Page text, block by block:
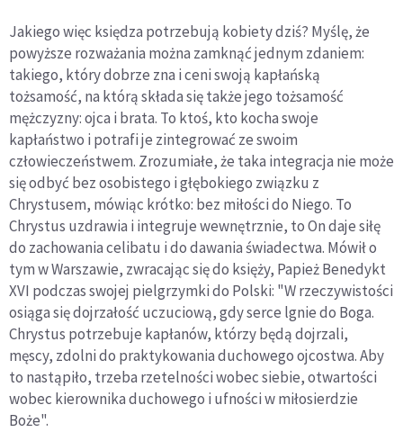
Jakiego więc księdza potrzebują kobiety dziś? Myślę, że
powyższe rozważania można zamknąć jednym zdaniem:
takiego, który dobrze zna i ceni swoją kapłańską
tożsamość, na którą składa się także jego tożsamość
mężczyzny: ojca i brata. To ktoś, kto kocha swoje
kapłaństwo i potrafi je zintegrować ze swoim
człowieczeństwem. Zrozumiałe, że taka integracja nie może
się odbyć bez osobistego i głębokiego związku z
Chrystusem, mówiąc krótko: bez miłości do Niego. To
Chrystus uzdrawia i integruje wewnętrznie, to On daje siłę
do zachowania celibatu i do dawania świadectwa. Mówił o
tym w Warszawie, zwracając się do księży, Papież Benedykt
XVI podczas swojej pielgrzymki do Polski: "W rzeczywistości
osiąga się dojrzałość uczuciową, gdy serce lgnie do Boga.
Chrystus potrzebuje kapłanów, którzy będą dojrzali,
męscy, zdolni do praktykowania duchowego ojcostwa. Aby
to nastąpiło, trzeba rzetelności wobec siebie, otwartości
wobec kierownika duchowego i ufności w miłosierdzie
Boże".